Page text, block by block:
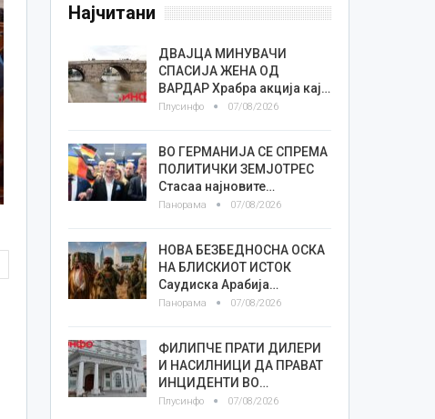
Најчитани
ДВАЈЦА МИНУВАЧИ
СПАСИЈА ЖЕНА ОД
ВАРДАР Храбра акција кај…
Плусинфо 07/08/2026
ВО ГЕРМАНИЈА СЕ СПРЕМА
ПОЛИТИЧКИ ЗЕМЈОТРЕС
Стасаа најновите…
Панорама 07/08/2026
НОВА БЕЗБЕДНОСНА ОСКА
НА БЛИСКИОТ ИСТОК
Саудиска Арабија…
Панорама 07/08/2026
ФИЛИПЧЕ ПРАТИ ДИЛЕРИ
И НАСИЛНИЦИ ДА ПРАВАТ
ИНЦИДЕНТИ ВО…
Плусинфо 07/08/2026